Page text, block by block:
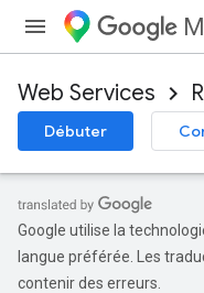
Web Services
Débuter
Google utilise la
langue préférée. Les
contenir des erreurs.